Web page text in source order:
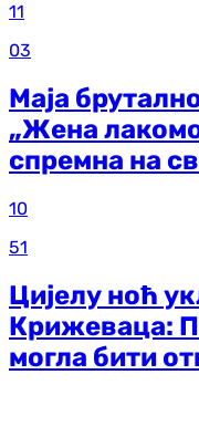
11
03
Маја
„Жена
спремна на
10
51
Цијелу ноћ
Крижеваца:
могла бити